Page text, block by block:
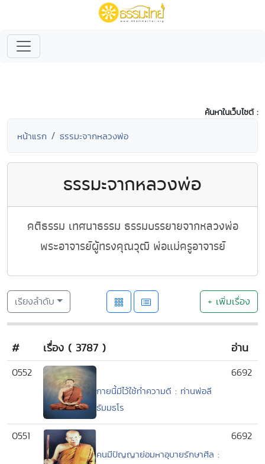
ค้นหาในเว็บไซต์ :
หน้าแรก ธรรมะจากหลวงพ่อ
ธรรมะจากหลวงพ่อ
คติธรรม เทศนาธรรม ธรรมบรรยายจากหลวงพ่อ
พระอาจารย์ผู้ทรงคุณวุฒิ พ่อแม่ครูอาจารย์
เรียงลำดับ + เพิ่มเรื่อง
# เรื่อง ( 3787 ) อ่าน
0552
กายนี้มีไว้ใช้ทำความดี : ท่านพ่อลี
ธัมมธโร
6692
0551
คนมีปัญญาย่อมหาอุบายรักษาศีล :
6692